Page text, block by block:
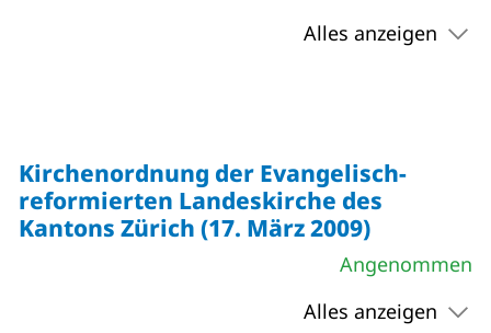
Alles anzeigen
Kirchenordnung der Evangelisch-
reformierten Landeskirche des
Kantons Zürich (17. März 2009)
Angenommen
Alles anzeigen